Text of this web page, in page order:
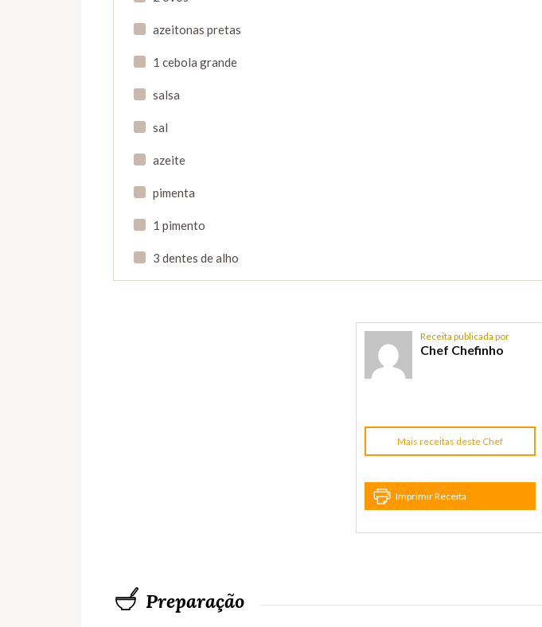
azeitonas pretas
1 cebola grande
salsa
sal
azeite
pimenta
1 pimento
3 dentes de alho
Receita publicada por
Chef Chefinho
Mais receitas deste Chef
Imprimir Receita
Preparação